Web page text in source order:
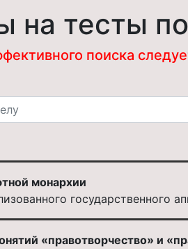
на тесты
поиска
монархии
государственного
«правотворчество» и